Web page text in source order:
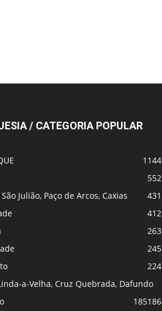
/ CATEGORIA POPULAR
1144
552
Julião, Paço de Arcos, Caxias
431
412
263
245
224
a-Velha, Cruz Quebrada, Dafundo
186
185